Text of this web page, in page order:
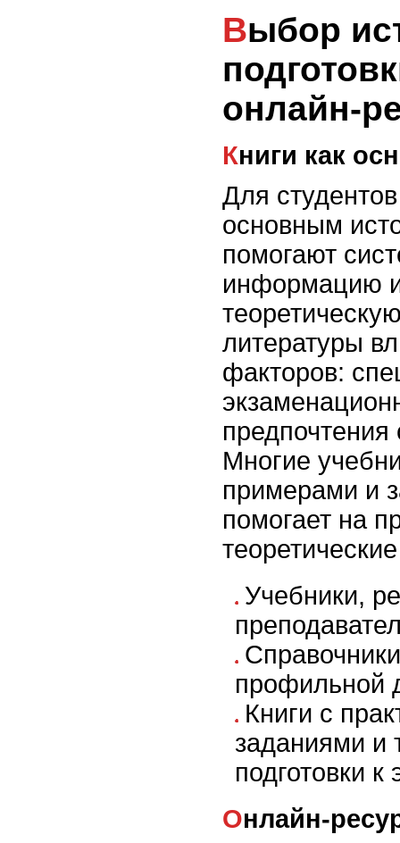
Выбор источников для
онлайн-
Книги как
Для
основным
помогают
информацию
литературы
факторов:
предпочтения
Многие
примерами и
помогает на
Учебники,
профильной
Книги с
заданиями и
подготовки
Онлайн-